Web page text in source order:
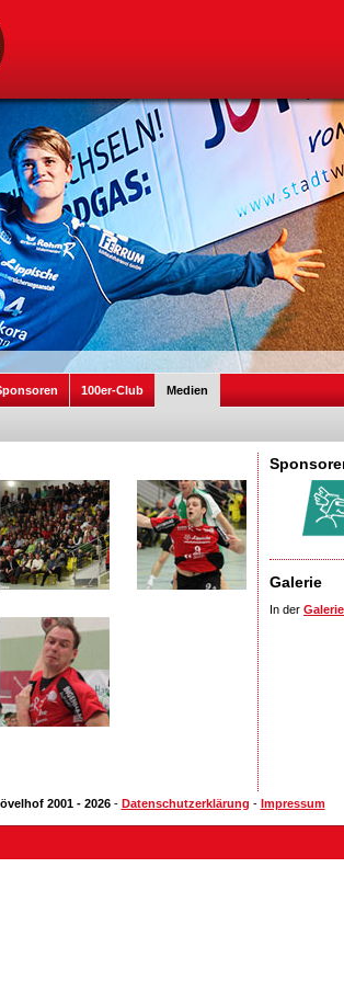
100er-Club Medien
Galerie
In der Galerie
2001 - 2026- Datenschutzerklärung - Impressum